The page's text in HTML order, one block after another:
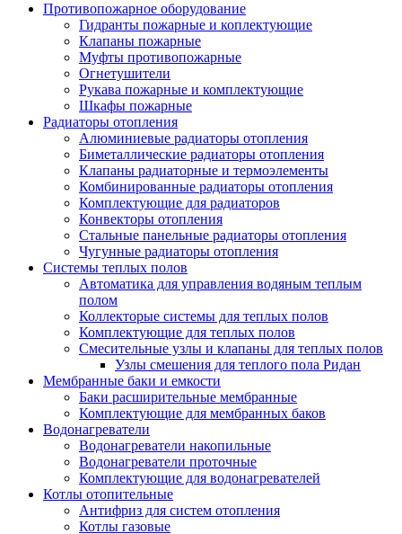
Противопожарное оборудование
Гидранты пожарные и коплектующие
Клапаны пожарные
Муфты противопожарные
Огнетушители
Рукава пожарные и комплектующие
Шкафы пожарные
Радиаторы отопления
Алюминиевые радиаторы отопления
Биметаллические радиаторы отопления
Клапаны радиаторные и термоэлементы
Комбинированные радиаторы отопления
Комплектующие для радиаторов
Конвекторы отопления
Стальные панельные радиаторы отопления
Чугунные радиаторы отопления
Системы теплых полов
Автоматика для управления водяным теплым
полом
Коллекторые системы для теплых полов
Комплектующие для теплых полов
Смесительные узлы и клапаны для теплых полов
Узлы смешения для теплого пола Ридан
Мембранные баки и емкости
Баки расширительные мембранные
Комплектующие для мембранных баков
Водонагреватели
Водонагреватели накопильные
Водонагреватели проточные
Комплектующие для водонагревателей
Котлы отопительные
Антифриз для систем отопления
Котлы газовые